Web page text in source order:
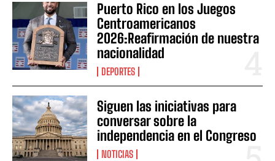
Puerto Rico en los Juegos
Centroamericanos
2026:Reafirmación de nuestra
nacionalidad
DEPORTES
Siguen las iniciativas para
conversar sobre la
independencia en el Congreso
NOTICIAS